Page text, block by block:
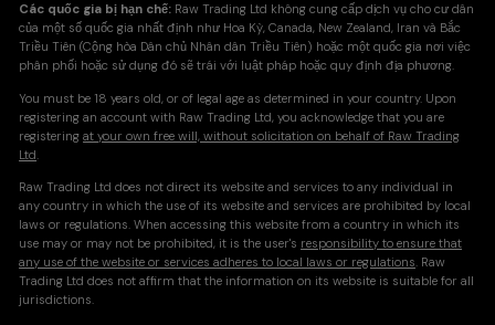
USDDKK 9
USDHUF 9
USDMXN 22
USDNOK 7
USDPLN
Các quốc gia bị hạn chế: Raw Trading Ltd không cung cấp dịch vụ cho cư dân
của một số quốc gia nhất định như Hoa Kỳ, Canada, New Zealand, Iran và Bắc
Triều Tiên (Cộng hòa Dân chủ Nhân dân Triều Tiên) hoặc một quốc gia nơi việc
phân phối hoặc sử dụng đó sẽ trái với luật pháp hoặc quy định địa phương.
You must be 18 years old, or of legal age as determined in your country. Upon
registering an account with Raw Trading Ltd, you acknowledge that you are
registeringat your own free will, without solicitation on behalf of Raw Trading
Ltd.
Raw Trading Ltd does not direct its website and services to any individual in
any country in which the use of its website and services are prohibited by local
laws or regulations. When accessing this website from a country in which its
use may or may not be prohibited, it is the user's responsibility to ensure that
any use of the website or services adheres to local laws or regulations. Raw
Trading Ltd does not affirm that the information on its website is suitable for all
jurisdictions.